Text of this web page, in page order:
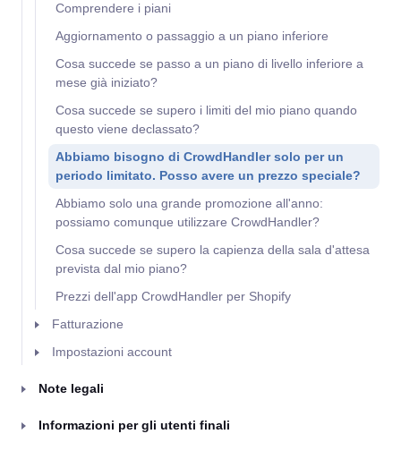
Comprendere i piani
Aggiornamento o passaggio a un piano inferiore
Cosa succede se passo a un piano di livello inferiore a
mese già iniziato?
Cosa succede se supero i limiti del mio piano quando
questo viene declassato?
Abbiamo bisogno di CrowdHandler solo per un
periodo limitato. Posso avere un prezzo speciale?
Abbiamo solo una grande promozione all'anno:
possiamo comunque utilizzare CrowdHandler?
Cosa succede se supero la capienza della sala d'attesa
prevista dal mio piano?
Prezzi dell'app CrowdHandler per Shopify
Fatturazione
Impostazioni account
Note legali
Informazioni per gli utenti finali